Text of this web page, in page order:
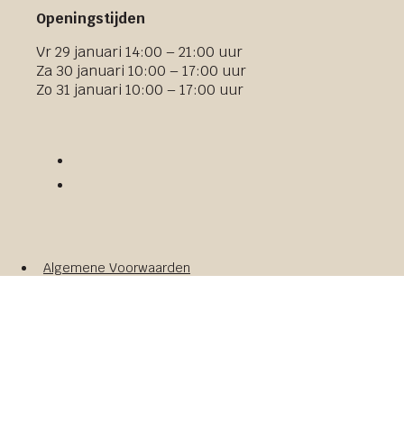
Openingstijden
Vr 29 januari 14:00 – 21:00 uur
Za 30 januari 10:00 – 17:00 uur
Zo 31 januari 10:00 – 17:00 uur
Algemene Voorwaarden